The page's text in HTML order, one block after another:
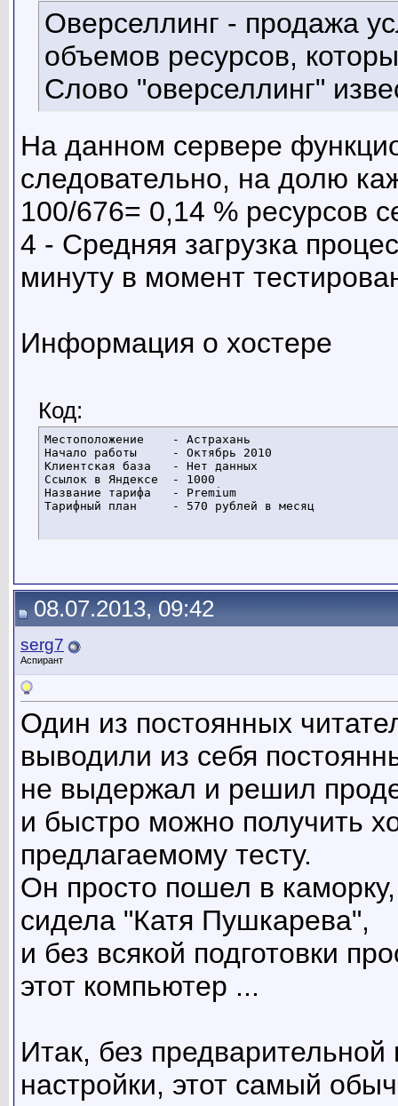
Оверселлинг - продажа
объемов ресурсов,
Слово "оверселлинг"
На данном сервере
следовательно, на долю
100/676= 0,14 % ресурсов
4 - Средняя загрузка
минуту в момент
Информация о хостере
Код:
Местоположение    - Астрахань
Начало работы     - Октябрь 2010
Клиентская база   - Нет данных
Ссылок в Яндексе  - 1000
Название тарифа   - Premium
Тарифный план     - 570 рублей в месяц
08.07.2013, 09:42
serg7
Аспирант
Один из постоянных
выводили из себя
не выдержал и решил
и быстро можно получить
предлагаемому тесту.
Он просто пошел в
сидела "Катя Пушкарева",
и без всякой подготовки
этот компьютер ...
Итак, без предварительной
настройки, этот самый